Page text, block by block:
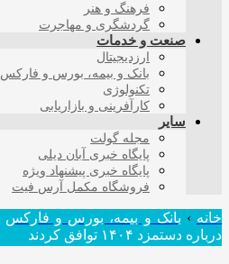
فرهنگ و هنر
گردشگری و مهاجرت
صنعت و خدمات
ارزدیجیتال
بانک و بیمه، بورس و فارکس
تکنولوژی
کارآفرینی و بازاریابی
سایر
مجله گولت
پایگاه خبری آبان دیلی
پایگاه خبری پیشنهاد ویژه
فروشگاه مکمل آرس فیت
خانه › بانک و بیمه، بورس و فارکس
درباره دستمزد ۱۴۰۴ توافق کردند